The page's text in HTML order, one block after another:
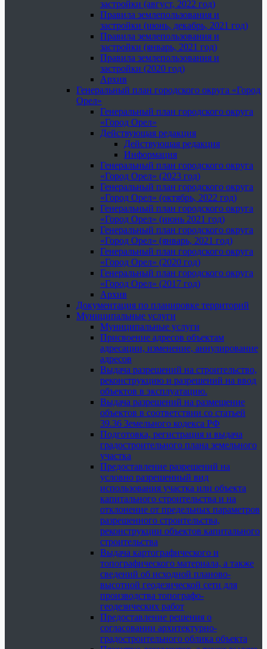
застройки (август, 2022 год)
Правила землепользования и
застройки (июнь, декабрь, 2021 год)
Правила землепользования и
застройки (январь, 2021 год)
Правила землепользования и
застройки (2020 год)
Архив
Генеральный план городского округа «Город
Орел»
Генеральный план городского округа
«Город Орел»
Действующая редакция
Действующая редакция
Информация
Генеральный план городского округа
«Город Орел» (2023 год)
Генеральный план городского округа
«Город Орел» (октябрь, 2022 год)
Генеральный план городского округа
«Город Орел» (июнь 2021 год)
Генеральный план городского округа
«Город Орел» (январь, 2021 год)
Генеральный план городского округа
«Город Орел» (2020 год)
Генеральный план городского округа
«Город Орел» (2017 год)
Архив
Документация по планировке территорий
Муниципальные услуги
Муниципальные услуги
Присвоение адресов объектам
адресации, изменение, аннулирование
адресов
Выдача разрешений на строительство,
реконструкцию и разрешений на ввод
объектов в эксплуатацию.
Выдача разрешений на размещение
объектов в соответствии со статьей
39.36 Земельного кодекса РФ
Подготовка, регистрация и выдача
градостроительного плана земельного
участка
Предоставление разрешений на
условно разрешенный вид
использования участка или объекта
капитального строительства и на
отклонение от предельных параметров
разрешенного строительства,
реконструкции объектов капитального
строительства
Выдача картографического и
топографического материала, а также
сведений об исходной планово-
высотной геодезической сети для
производства топографо-
геодезических работ
Предоставление решения о
согласовании архитектурно-
градостроительного облика объекта